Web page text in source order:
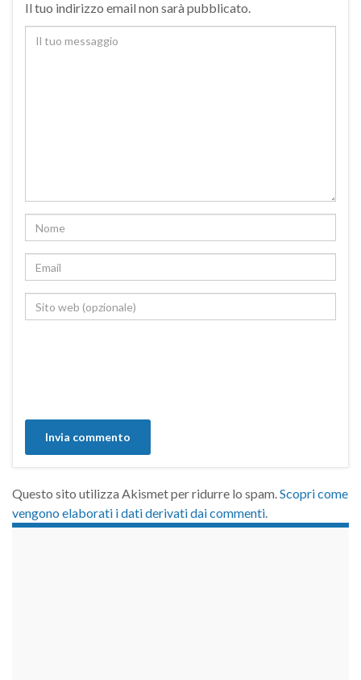
Il tuo indirizzo email non sarà pubblicato.
Questo sito utilizza Akismet per ridurre lo spam.Scopri come
vengono elaborati i dati derivati dai commenti.